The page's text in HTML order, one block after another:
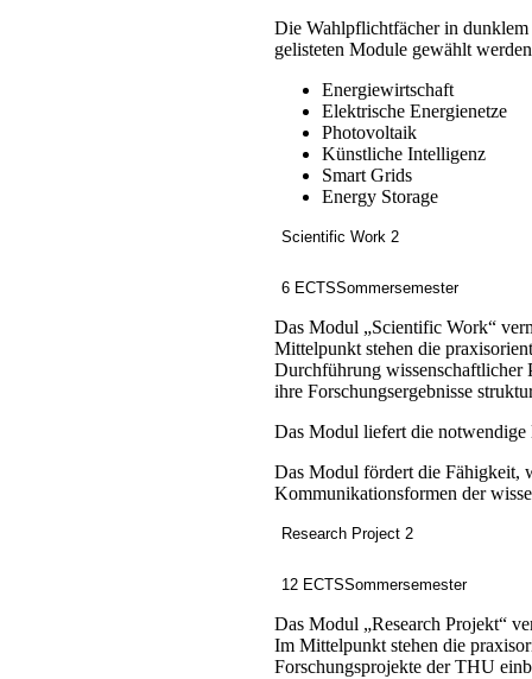
Die Wahlpflichtfächer in dunklem
gelisteten Module gewählt
Energiewirtschaft
Elektrische Energienetze
Photovoltaik
Künstliche Intelligenz
Smart Grids
Energy Storage
Scientific Work 2
6 ECTSSommersemester
Das Modul „Scientific Work“
Mittelpunkt stehen die
Durchführung wissenschaftlicher
ihre Forschungsergebnisse
Das Modul liefert die
Das Modul fördert die Fähigkeit,
Kommunikationsformen der
Research Project 2
12 ECTSSommersemester
Das Modul „Research Projekt“
Im Mittelpunkt stehen die
Forschungsprojekte der THU